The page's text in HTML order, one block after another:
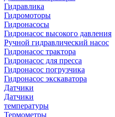
Гидравлика
Гидромоторы
Гидронасосы
Гидронасос высокого давления
Ручной гидравлический насос
Гидронасос трактора
Гидронасос для пресса
Гидронасос погрузчика
Гидронасос экскаватора
Датчики
Датчики
температуры
Термометры